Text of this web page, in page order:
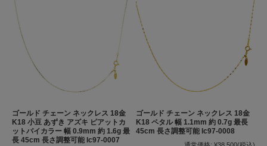
ゴールド チェーン ネックレス 18金
K18 小豆 あずき アズキ ピアットカ
ットバイカラー 幅 0.9mm 約 1.6g 最
長 45cm 長さ調整可能 lc97-0007
ゴールド チェーン ネックレス 18金
K18 ペタル 幅 1.1mm 約 0.7g 最長
45cm 長さ調整可能 lc97-0008